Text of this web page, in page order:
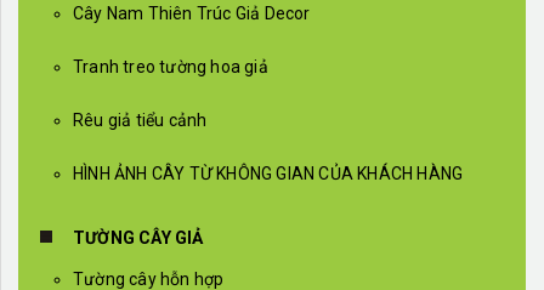
Cây Nam Thiên Trúc Giả Decor
Tranh treo tường hoa giả
Rêu giả tiểu cảnh
HÌNH ẢNH CÂY TỪ KHÔNG GIAN CỦA KHÁCH HÀNG
TƯỜNG CÂY GIẢ
Tường cây hỗn hợp